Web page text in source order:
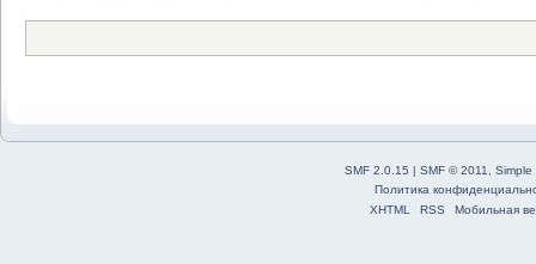
SMF 2.0.15 | SMF © 2011
Simple
Политика
XHTML
RSS Мобильная